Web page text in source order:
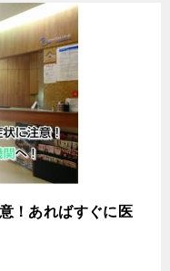
！あればすぐに医